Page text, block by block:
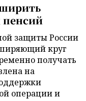
пенсий
защиты России
круг
получать
на
операции и